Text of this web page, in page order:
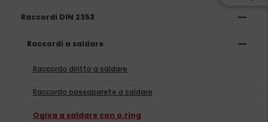
Raccordi DIN 2353 remove
Raccordi a saldare remove
Raccordo diritto a saldare
Raccordo passaparete a saldare
Ogiva a saldare con o.ring